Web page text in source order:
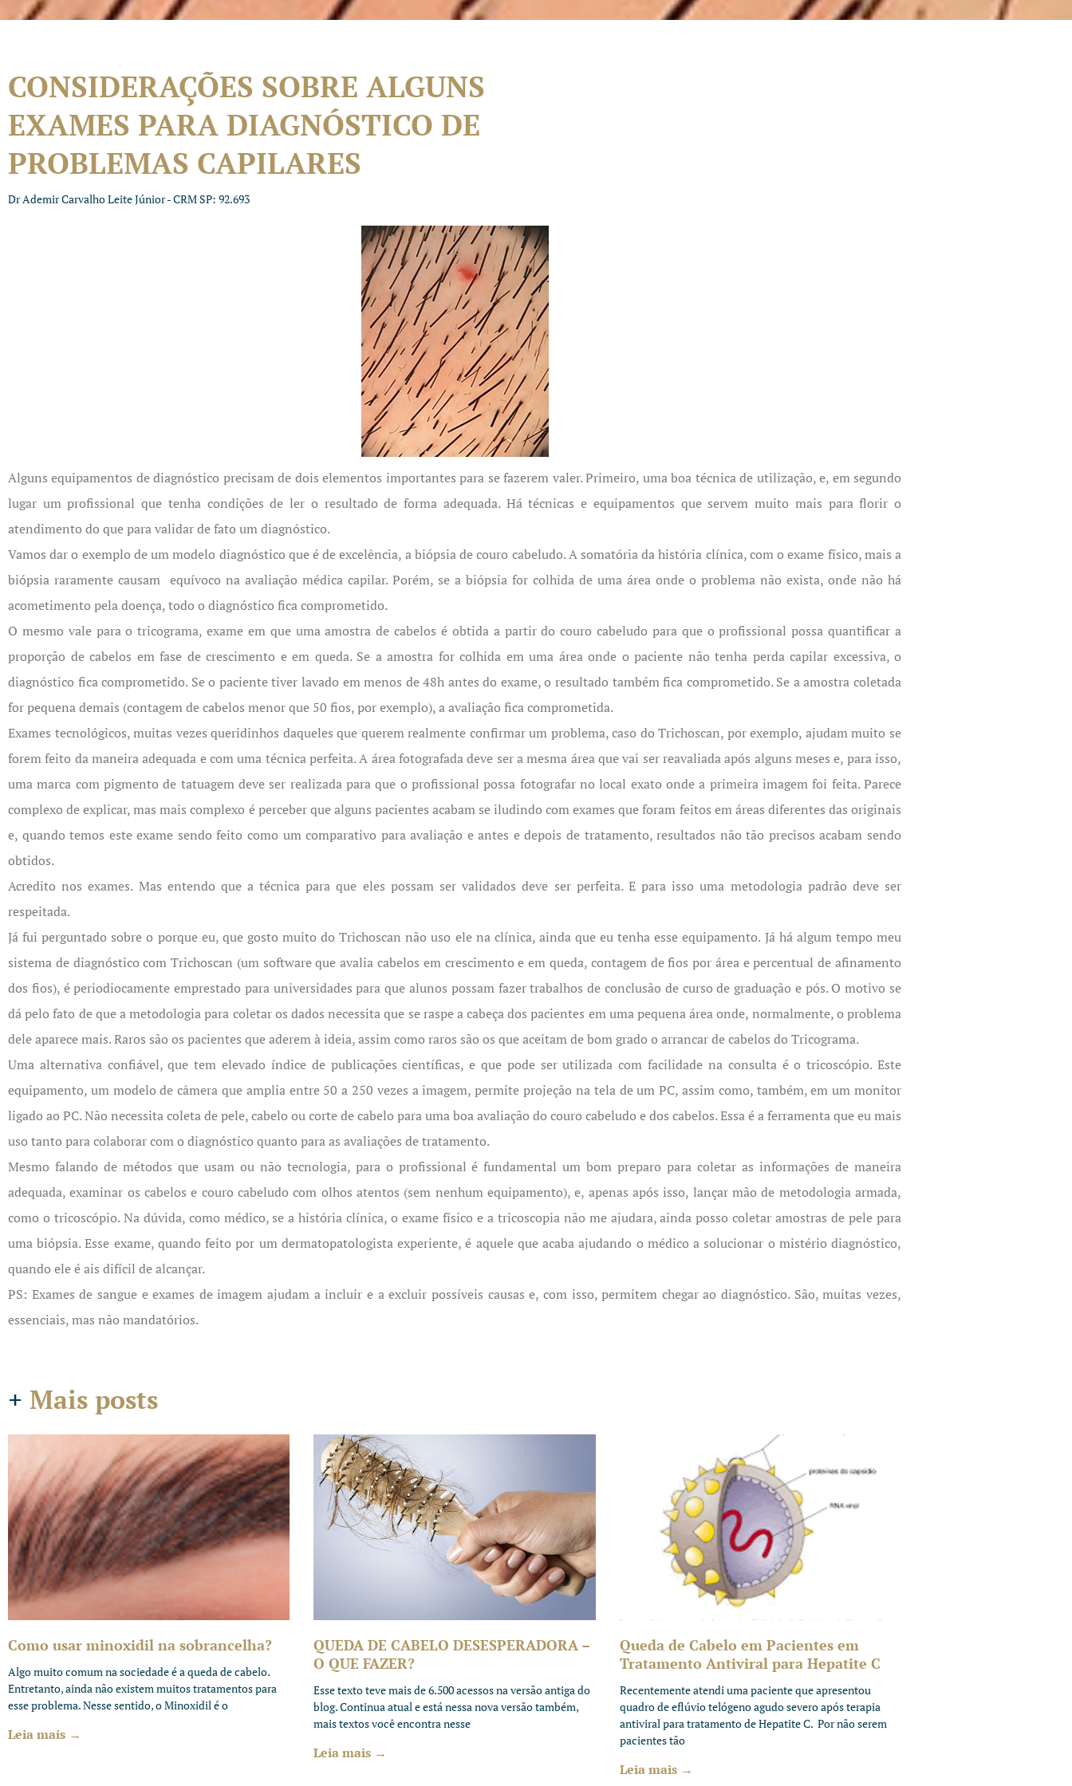
CONSIDERAÇÕES SOBRE ALGUNS
EXAMES PARA DIAGNÓSTICO DE
PROBLEMAS CAPILARES
Dr Ademir Carvalho Leite Júnior - CRM SP: 92.693
Alguns equipamentos de diagnóstico precisam de dois elementos importantes para se fazerem valer. Primeiro, uma boa técnica de utilização, e, em segundo
lugar um profissional que tenha condições de ler o resultado de forma adequada. Há técnicas e equipamentos que servem muito mais para florir o
atendimento do que para validar de fato um diagnóstico.
Vamos dar o exemplo de um modelo diagnóstico que é de excelência, a biópsia de couro cabeludo. A somatória da história clínica, com o exame físico, mais a
biópsia raramente causam equívoco na avaliação médica capilar. Porém, se a biópsia for colhida de uma área onde o problema não exista, onde não há
acometimento pela doença, todo o diagnóstico fica comprometido.
O mesmo vale para o tricograma, exame em que uma amostra de cabelos é obtida a partir do couro cabeludo para que o profissional possa quantificar a
proporção de cabelos em fase de crescimento e em queda. Se a amostra for colhida em uma área onde o paciente não tenha perda capilar excessiva, o
diagnóstico fica comprometido. Se o paciente tiver lavado em menos de 48h antes do exame, o resultado também fica comprometido. Se a amostra coletada
for pequena demais (contagem de cabelos menor que 50 fios, por exemplo), a avaliação fica comprometida.
Exames tecnológicos, muitas vezes queridinhos daqueles que querem realmente confirmar um problema, caso do Trichoscan, por exemplo, ajudam muito se
forem feito da maneira adequada e com uma técnica perfeita. A área fotografada deve ser a mesma área que vai ser reavaliada após alguns meses e, para isso,
uma marca com pigmento de tatuagem deve ser realizada para que o profissional possa fotografar no local exato onde a primeira imagem foi feita. Parece
complexo de explicar, mas mais complexo é perceber que alguns pacientes acabam se iludindo com exames que foram feitos em áreas diferentes das originais
e, quando temos este exame sendo feito como um comparativo para avaliação e antes e depois de tratamento, resultados não tão precisos acabam sendo
obtidos.
Acredito nos exames. Mas entendo que a técnica para que eles possam ser validados deve ser perfeita. E para isso uma metodologia padrão deve ser
respeitada.
Já fui perguntado sobre o porque eu, que gosto muito do Trichoscan não uso ele na clínica, ainda que eu tenha esse equipamento. Já há algum tempo meu
sistema de diagnóstico com Trichoscan (um software que avalia cabelos em crescimento e em queda, contagem de fios por área e percentual de afinamento
dos fios), é periodiocamente emprestado para universidades para que alunos possam fazer trabalhos de conclusão de curso de graduação e pós. O motivo se
dá pelo fato de que a metodologia para coletar os dados necessita que se raspe a cabeça dos pacientes em uma pequena área onde, normalmente, o problema
dele aparece mais. Raros são os pacientes que aderem à ideia, assim como raros são os que aceitam de bom grado o arrancar de cabelos do Tricograma.
Uma alternativa confiável, que tem elevado índice de publicações científicas, e que pode ser utilizada com facilidade na consulta é o tricoscópio. Este
equipamento, um modelo de câmera que amplia entre 50 a 250 vezes a imagem, permite projeção na tela de um PC, assim como, também, em um monitor
ligado ao PC. Não necessita coleta de pele, cabelo ou corte de cabelo para uma boa avaliação do couro cabeludo e dos cabelos. Essa é a ferramenta que eu mais
uso tanto para colaborar com o diagnóstico quanto para as avaliações de tratamento.
Mesmo falando de métodos que usam ou não tecnologia, para o profissional é fundamental um bom preparo para coletar as informações de maneira
adequada, examinar os cabelos e couro cabeludo com olhos atentos (sem nenhum equipamento), e, apenas após isso, lançar mão de metodologia armada,
como o tricoscópio. Na dúvida, como médico, se a história clínica, o exame físico e a tricoscopia não me ajudara, ainda posso coletar amostras de pele para
uma biópsia. Esse exame, quando feito por um dermatopatologista experiente, é aquele que acaba ajudando o médico a solucionar o mistério diagnóstico,
quando ele é ais difícil de alcançar.
PS: Exames de sangue e exames de imagem ajudam a incluir e a excluir possíveis causas e, com isso, permitem chegar ao diagnóstico. São, muitas vezes,
essenciais, mas não mandatórios.
+ Mais posts
Como usar minoxidil na sobrancelha?
Algo muito comum na sociedade é a queda de cabelo.
Entretanto, ainda não existem muitos tratamentos para
esse problema. Nesse sentido, o Minoxidil é o
Leia mais →
QUEDA DE CABELO DESESPERADORA –
O QUE FAZER?
Esse texto teve mais de 6.500 acessos na versão antiga do
blog. Continua atual e está nessa nova versão também,
mais textos você encontra nesse
Leia mais →
Queda de Cabelo em Pacientes em
Tratamento Antiviral para Hepatite C
Recentemente atendi uma paciente que apresentou
quadro de eflúvio telógeno agudo severo após terapia
antiviral para tratamento de Hepatite C. Por não serem
pacientes tão
Leia mais →